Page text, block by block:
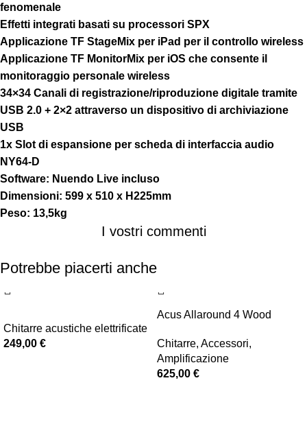
fenomenale
Effetti integrati basati su processori SPX
Applicazione TF StageMix per iPad per il controllo wireless
Applicazione TF MonitorMix per iOS che consente il
monitoraggio personale wireless
34×34 Canali di registrazione/riproduzione digitale tramite
USB 2.0 + 2×2 attraverso un dispositivo di archiviazione
USB
1x Slot di espansione per scheda di interfaccia audio
NY64-D
Software: Nuendo Live incluso
Dimensioni: 599 x 510 x H225mm
Peso: 13,5kg
I vostri commenti
Potrebbe piacerti anche
Chitarre acustiche elettrificate
249,00 €
Acus Allaround 4 Wood
Chitarre, Accessori,
Amplificazione
625,00 €